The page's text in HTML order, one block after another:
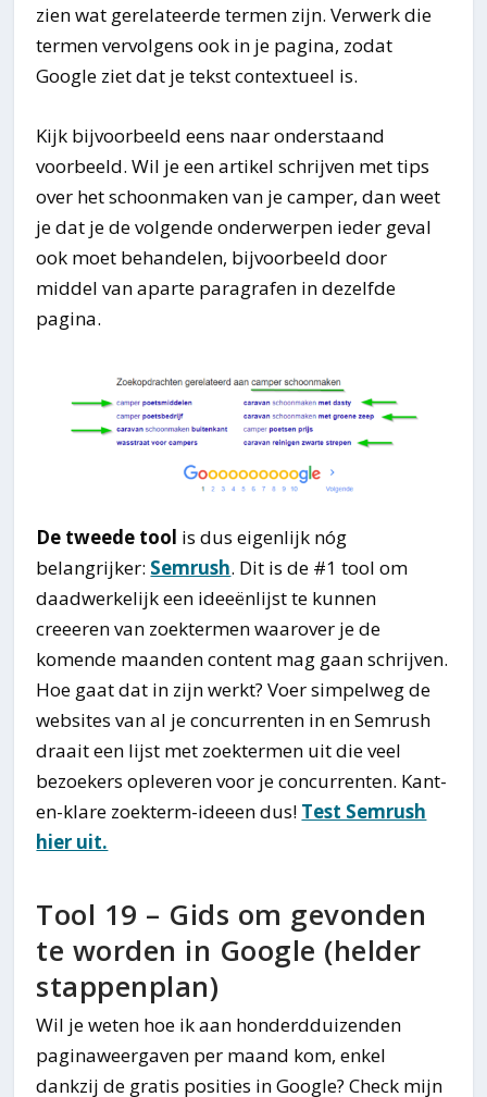
zien wat gerelateerde termen zijn. Verwerk die
termen vervolgens ook in je pagina, zodat
Google ziet dat je tekst contextueel is.
Kijk bijvoorbeeld eens naar onderstaand
voorbeeld. Wil je een artikel schrijven met tips
over het schoonmaken van je camper, dan weet
je dat je de volgende onderwerpen ieder geval
ook moet behandelen, bijvoorbeeld door
middel van aparte paragrafen in dezelfde
pagina.
De tweede tool is dus eigenlijk nóg
belangrijker: Semrush. Dit is de #1 tool om
daadwerkelijk een ideeënlijst te kunnen
creeeren van zoektermen waarover je de
komende maanden content mag gaan schrijven.
Hoe gaat dat in zijn werkt? Voer simpelweg de
websites van al je concurrenten in en Semrush
draait een lijst met zoektermen uit die veel
bezoekers opleveren voor je concurrenten. Kant-
en-klare zoekterm-ideeen dus! Test Semrush
hier uit.
Tool 19 – Gids om gevonden
te worden in Google (helder
stappenplan)
Wil je weten hoe ik aan honderdduizenden
paginaweergaven per maand kom, enkel
dankzij de gratis posities in Google? Check mijn